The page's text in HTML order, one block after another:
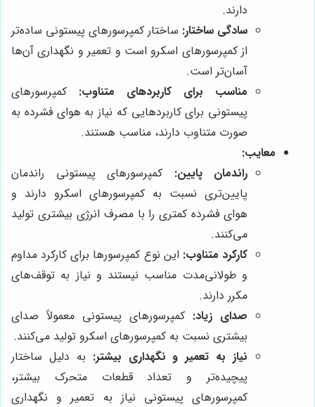
دارند.
سادگی ساختار: ساختار کمپرسورهای پیستونی ساده‌تر
از کمپرسورهای اسکرو است و تعمیر و نگهداری آن‌ها
آسان‌تر است.
مناسب برای کاربردهای متناوب: کمپرسورهای
پیستونی برای کاربردهایی که نیاز به هوای فشرده به
صورت متناوب دارند، مناسب هستند.
معایب:
راندمان پایین: کمپرسورهای پیستونی راندمان
پایین‌تری نسبت به کمپرسورهای اسکرو دارند و
هوای فشرده کمتری را با مصرف انرژی بیشتری تولید
می‌کنند.
کارکرد متناوب: این نوع کمپرسورها برای کارکرد مداوم
و طولانی‌مدت مناسب نیستند و نیاز به توقف‌های
مکرر دارند.
صدای زیاد: کمپرسورهای پیستونی معمولاً صدای
بیشتری نسبت به کمپرسورهای اسکرو تولید می‌کنند.
نیاز به تعمیر و نگهداری بیشتر: به دلیل ساختار
پیچیده‌تر و تعداد قطعات متحرک بیشتر،
کمپرسورهای پیستونی نیاز به تعمیر و نگهداری